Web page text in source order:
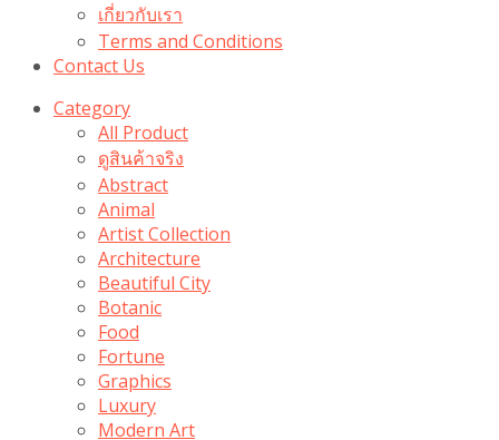
เกี่ยวกับเรา
Terms and Conditions
Contact Us
Category
All Product
ดูสินค้าจริง
Abstract
Animal
Artist Collection
Architecture
Beautiful City
Botanic
Food
Fortune
Graphics
Luxury
Modern Art